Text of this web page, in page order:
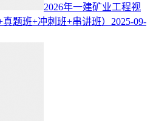
2026年一建矿业工程视
题班+冲刺班+串讲班） 2025-09-